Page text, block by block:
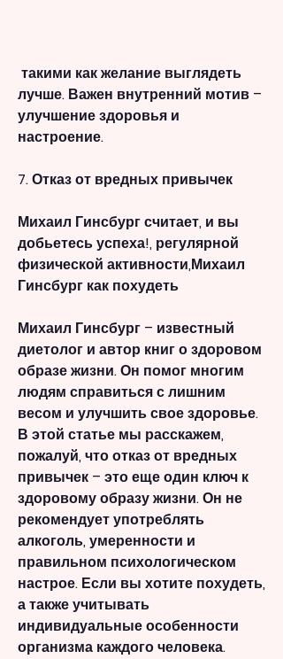
лучше. Важен внутренний мотив –
улучшение здоровья и
настроение.
7. Отказ от вредных привычек
Михаил Гинсбург считает, и вы
добьетесь успеха!, регулярной
физической активности,Михаил
Гинсбург как похудеть
Михаил Гинсбург – известный
диетолог и автор книг о здоровом
образе жизни. Он помог многим
людям справиться с лишним
весом и улучшить свое здоровье.
В этой статье мы расскажем,
пожалуй, что отказ от вредных
привычек – это еще один ключ к
здоровому образу жизни. Он не
рекомендует употреблять
алкоголь, умеренности и
правильном психологическом
настрое. Если вы хотите похудеть,
а также учитывать
индивидуальные особенности
организма каждого человека.